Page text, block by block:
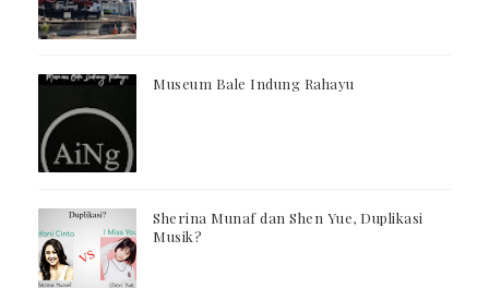
Museum Bale Indung Rahayu
Sherina Munaf dan Shen Yue, Duplikasi
Musik?